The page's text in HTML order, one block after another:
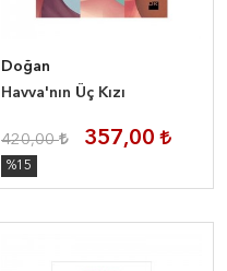
Doğan
Havva'nın Üç Kızı
420,00 357,00
%15